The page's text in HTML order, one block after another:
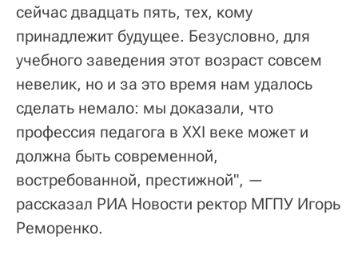
сейчас двадцать пять, тех, кому
принадлежит будущее. Безусловно, для
учебного заведения этот возраст совсем
невелик, но и за это время нам удалось
сделать немало: мы доказали, что
профессия педагога в XXI веке может и
должна быть современной,
востребованной, престижной", —
рассказал РИА Новости ректор МГПУ Игорь
Реморенко.